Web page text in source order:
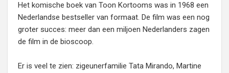
Het komische boek van Toon Kortooms was in 1968 een
Nederlandse bestseller van formaat. De film was een nog
groter succes: meer dan een miljoen Nederlanders zagen
de film in de bioscoop.
Er is veel te zien: zigeunerfamilie Tata Mirando, Martine